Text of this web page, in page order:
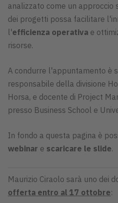
analizzato come un approccio
dei progetti possa facilitare
l'efficienza operativa e
risorse.
A condurre l'appuntamento è
responsabile della divisione
Horsa, e docente di Project
presso Business School e
In fondo a questa pagina è
webinar e scaricare le slide.
Maurizio Ciraolo sarà uno dei
offerta entro al 17 ottobre: